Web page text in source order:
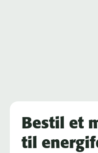
Bestil et
til